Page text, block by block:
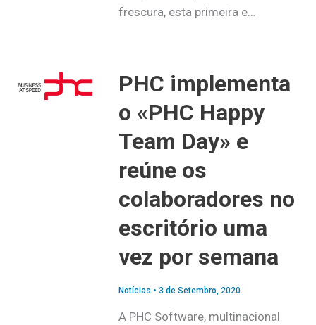
frescura, esta primeira e…
PHC implementa
o «PHC Happy
Team Day» e
reúne os
colaboradores no
escritório uma
vez por semana
Notícias • 3 de Setembro, 2020
A PHC Software, multinacional